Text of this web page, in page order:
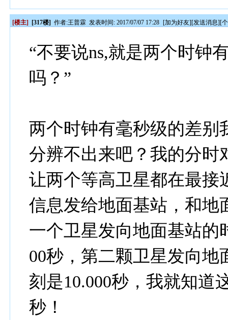
[楼主] [317楼] 作者:王普霖 发表时间: 2017/07/07 17:28 [加为好友][发送消息][
“不要说ns,就是两个时钟
吗？”
两个时钟有毫秒级的差别
分辨不出来吧？我的分时
让两个等高卫星都在最接
信息发给地面基站，和地
一个卫星发向地面基站的
00秒，第二颗卫星发向地
刻是10.000秒，我就知道
秒！